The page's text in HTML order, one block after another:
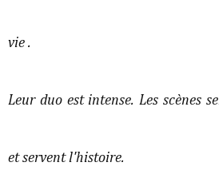
vie .
Leur duo est intense. Les scènes
et servent l'histoire.